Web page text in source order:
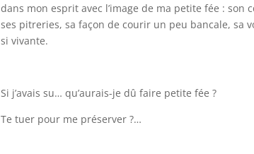
dans mon esprit avec l’image de ma petite fée :
ses pitreries, sa façon de courir un peu bancale, sa
si vivante.
Si j’avais su… qu’aurais-je dû faire petite fée ?
Te tuer pour me préserver ?…